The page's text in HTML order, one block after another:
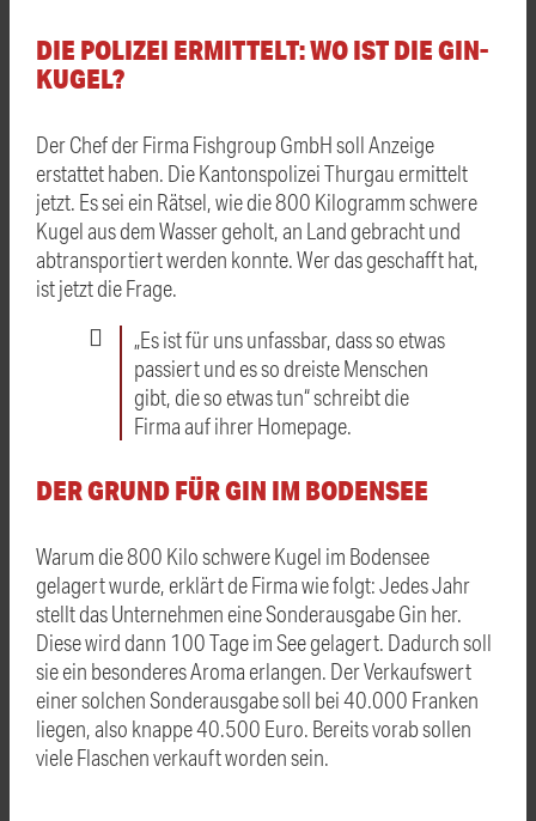
DIE POLIZEI ERMITTELT: WO IST DIE GIN-
KUGEL?
Der Chef der Firma Fishgroup GmbH soll Anzeige
erstattet haben. Die Kantonspolizei Thurgau ermittelt
jetzt. Es sei ein Rätsel, wie die 800 Kilogramm schwere
Kugel aus dem Wasser geholt, an Land gebracht und
abtransportiert werden konnte. Wer das geschafft hat,
ist jetzt die Frage.
„Es ist für uns unfassbar, dass so etwas
passiert und es so dreiste Menschen
gibt, die so etwas tun“ schreibt die
Firma auf ihrer Homepage.
DER GRUND FÜR GIN IM BODENSEE
Warum die 800 Kilo schwere Kugel im Bodensee
gelagert wurde, erklärt de Firma wie folgt: Jedes Jahr
stellt das Unternehmen eine Sonderausgabe Gin her.
Diese wird dann 100 Tage im See gelagert. Dadurch soll
sie ein besonderes Aroma erlangen. Der Verkaufswert
einer solchen Sonderausgabe soll bei 40.000 Franken
liegen, also knappe 40.500 Euro. Bereits vorab sollen
viele Flaschen verkauft worden sein.